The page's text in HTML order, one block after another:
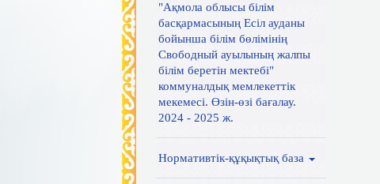
"Ақмола облысы білім
басқармасының Есіл ауданы
бойынша білім бөлімінің
Свободный ауылының жалпы
білім беретін мектебі"
коммуналдық мемлекеттік
мекемесі. Өзін-өзі бағалау.
2024 - 2025 ж.
Нормативтік-құқықтық база